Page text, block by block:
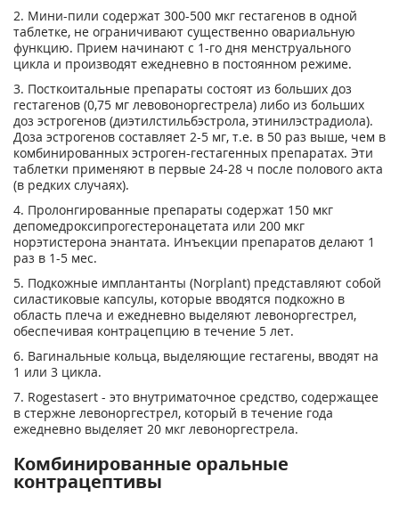
2. Мини-пили содержат 300-500 мкг гестагенов в одной
таблетке, не ограничивают существенно овариальную
функцию. Прием начинают с 1-го дня менструального
цикла и производят ежедневно в постоянном режиме.
3. Посткоитальные препараты состоят из больших доз
гестагенов (0,75 мг левовоноргестрела) либо из больших
доз эстрогенов (диэтилстильбэстрола, этинилэстрадиола).
Доза эстрогенов составляет 2-5 мг, т.е. в 50 раз выше, чем в
комбинированных эстроген-гестагенных препаратах. Эти
таблетки применяют в первые 24-28 ч после полового акта
(в редких случаях).
4. Пролонгированные препараты содержат 150 мкг
депомедроксипрогестеронацетата или 200 мкг
норэтистерона энантата. Инъекции препаратов делают 1
раз в 1-5 мес.
5. Подкожные имплантанты (Norplant) представляют собой
силастиковые капсулы, которые вводятся подкожно в
область плеча и ежедневно выделяют левоноргестрел,
обеспечивая контрацепцию в течение 5 лет.
6. Вагинальные кольца, выделяющие гестагены, вводят на
1 или 3 цикла.
7. Rogestasert - это внутриматочное средство, содержащее
в стержне левоноргестрел, который в течение года
ежедневно выделяет 20 мкг левоноргестрела.
Комбинированные оральные
контрацептивы